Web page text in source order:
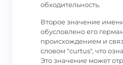
обходительность.
Второе значение
обусловлено его
происхождением и
словом "curtus", что
Это значение может